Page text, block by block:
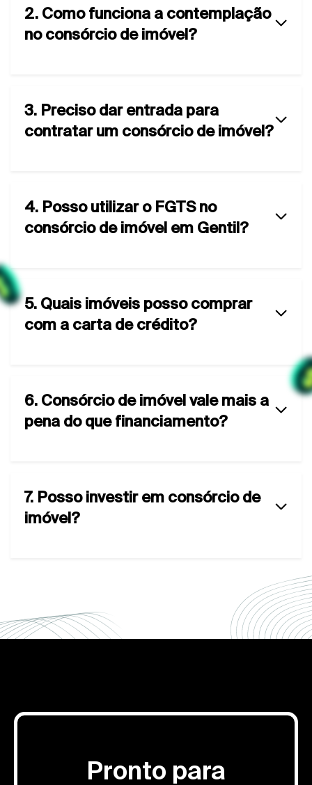
2. Como funciona a contemplação
no consórcio de imóvel?
3. Preciso dar entrada para
contratar um consórcio de imóvel?
4. Posso utilizar o FGTS no
consórcio de imóvel em Gentil?
5. Quais imóveis posso comprar
com a carta de crédito?
6. Consórcio de imóvel vale mais a
pena do que financiamento?
7. Posso investir em consórcio de
imóvel?
Pronto para